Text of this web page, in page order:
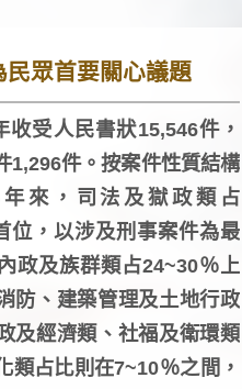
民眾首要關心議題
收受人民書狀15,546件，
1,296件。按案件性質結構
來，司法及獄政類占
位，以涉及刑事案件為最
政及族群類占24~30％上
防、建築管理及土地行政
及經濟類、社福及衛環類
類占比則在7~10％之間，